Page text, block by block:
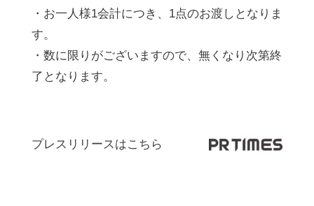
・お一人様1会計につき、1点のお渡しとなりま
す。
・数に限りがございますので、無くなり次第終
了となります。
プレスリリースはこちら